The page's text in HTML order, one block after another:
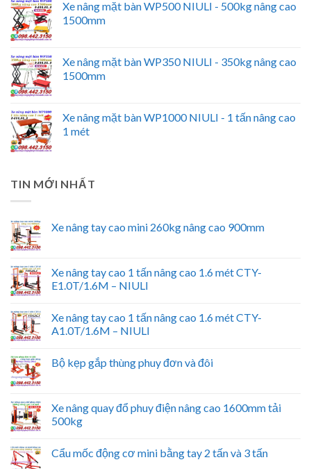
Xe nâng mặt bàn WP500 NIULI - 500kg nâng cao
1500mm
Xe nâng mặt bàn WP350 NIULI - 350kg nâng cao
1500mm
Xe nâng mặt bàn WP1000 NIULI - 1 tấn nâng cao
1 mét
TIN MỚI NHẤT
Xe nâng tay cao mini 260kg nâng cao 900mm
Xe nâng tay cao 1 tấn nâng cao 1.6 mét CTY-
E1.0T/1.6M – NIULI
Xe nâng tay cao 1 tấn nâng cao 1.6 mét CTY-
A1.0T/1.6M – NIULI
Bộ kẹp gắp thùng phuy đơn và đôi
Xe nâng quay đổ phuy điện nâng cao 1600mm tải
500kg
Cẩu mốc động cơ mini bằng tay 2 tấn và 3 tấn